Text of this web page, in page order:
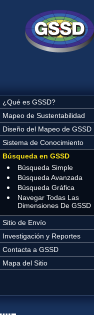
¿Qué es GSSD?
Mapeo de Sustentabilidad
Diseño del Mapeo de GSSD
Sistema de Conocimiento
Búsqueda en GSSD
Búsqueda Simple
Búsqueda Avanzada
Búsqueda Gráfica
Navegar Todas Las
Dimensiones De GSSD
Sitio de Envío
Investigación y Reportes
Contacta a GSSD
Mapa del Sitio